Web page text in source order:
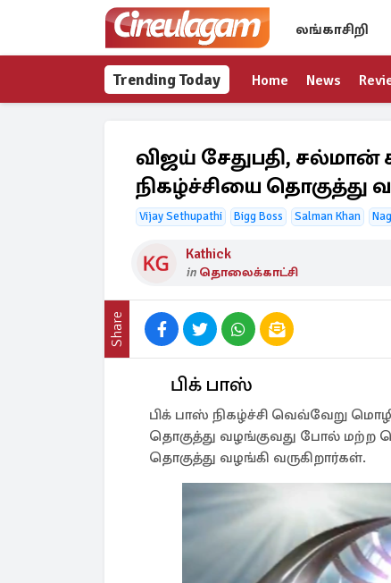
லங்காசிறி
Trending Today Home News
விஜய் சேதுபதி, சல்மான்
நிகழ்ச்சியை தொகுத்து
Vijay Sethupathi Bigg Boss Salman Khan
Kathick
in தொலைக்காட்சி
Share
பிக் பாஸ்
பிக் பாஸ் நிகழ்ச்சி வெவ்வேறு
தொகுத்து வழங்குவது போல் மற்ற
தொகுத்து வழங்கி வருகிறார்கள்.